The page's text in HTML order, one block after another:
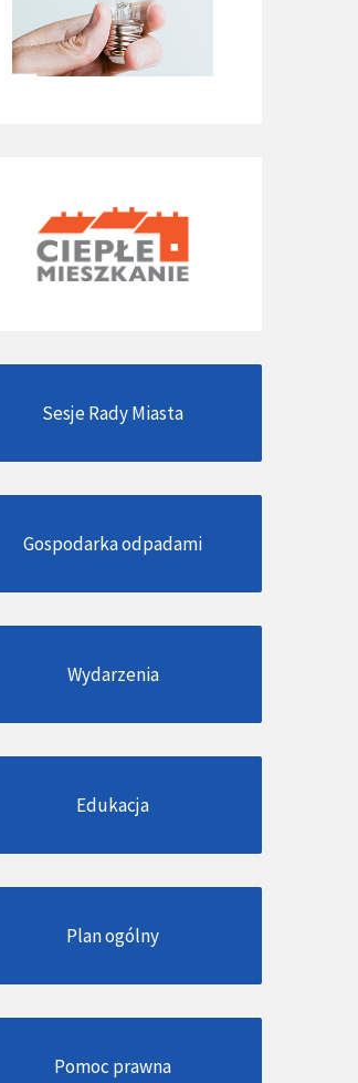
Sesje Rady Miasta
Gospodarka odpadami
Wydarzenia
Edukacja
Plan ogólny
Pomoc prawna